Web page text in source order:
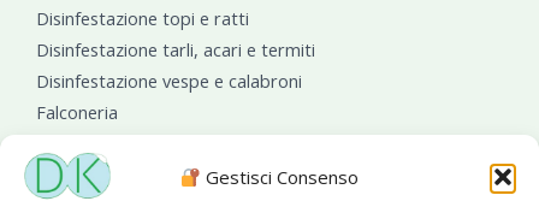
Gestisci Consenso
Disinfestazione topi e ratti
Disinfestazione tarli, acari e termiti
Disinfestazione vespe e calabroni
Falconeria
Sanificazioni ambientali